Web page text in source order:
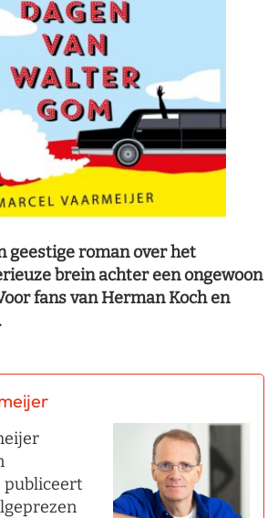
geestige roman over het
brein achter een ongewoon
fans van Herman Koch en